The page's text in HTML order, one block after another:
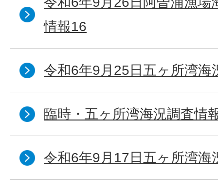
情報16
令和6年9月25日五ヶ所湾海
臨時・五ヶ所湾海況調査情
令和6年9月17日五ヶ所湾海